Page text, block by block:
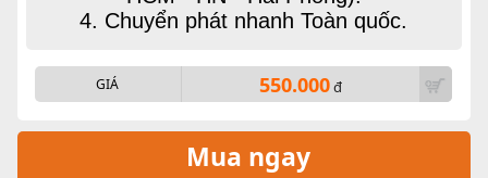
4. Chuyển phát nhanh Toàn quốc.
GIÁ 550.000đ
Mua ngay